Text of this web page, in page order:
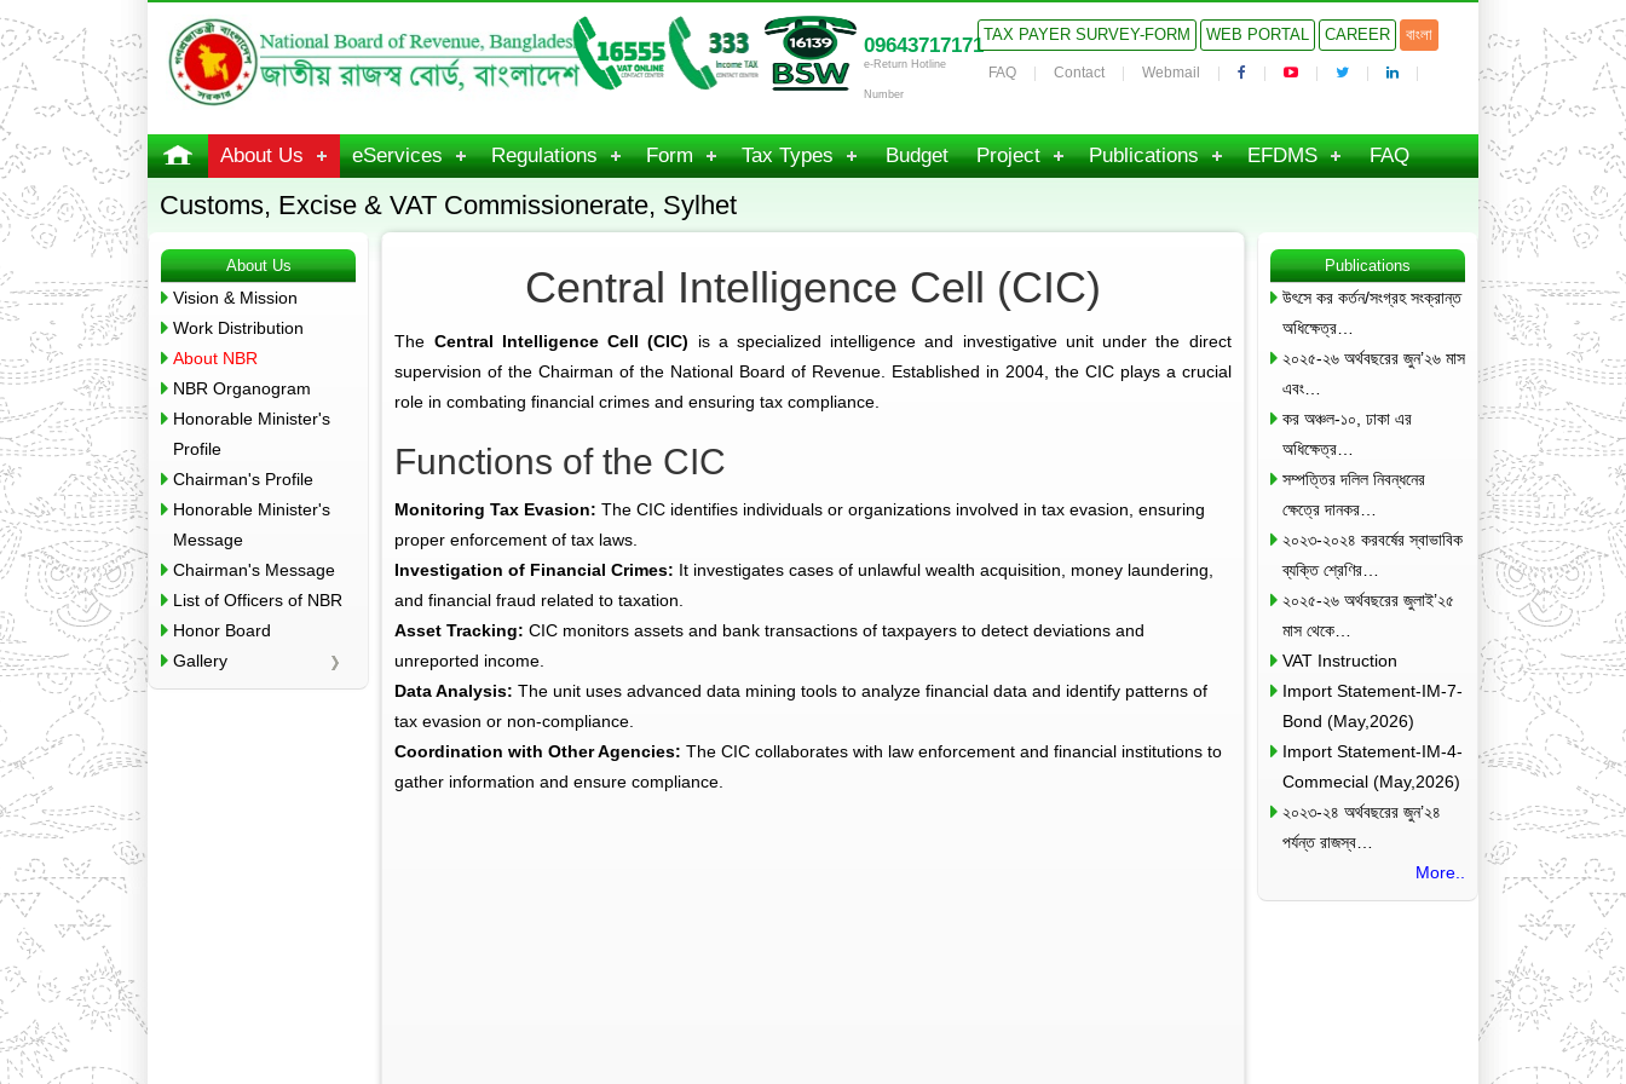
09643717171
e-Return Hotline
Number
TAX PAYER SURVEY-FORM WEB PORTAL CAREER বাংলা
FAQ Contact Webmail
About Us eServices Regulations Form Tax Types Budget Project Publications EFDMS FAQ
Customs, Excise & VAT Commissionerate, Sylhet
About Us
Vision & Mission
Work Distribution
About NBR
NBR Organogram
Honorable Minister's
Profile
Chairman's Profile
Honorable Minister's
Message
Chairman's Message
List of Officers of NBR
Honor Board
Gallery
Central Intelligence Cell (CIC)
The Central Intelligence Cell (CIC) is a specialized intelligence and investigative unit under the direct
supervision of the Chairman of the National Board of Revenue. Established in 2004, the CIC plays a crucial
role in combating financial crimes and ensuring tax compliance.
Functions of the CIC
Monitoring Tax Evasion: The CIC identifies individuals or organizations involved in tax evasion, ensuring
proper enforcement of tax laws.
Investigation of Financial Crimes: It investigates cases of unlawful wealth acquisition, money laundering,
and financial fraud related to taxation.
Asset Tracking: CIC monitors assets and bank transactions of taxpayers to detect deviations and
unreported income.
Data Analysis: The unit uses advanced data mining tools to analyze financial data and identify patterns of
tax evasion or non-compliance.
Coordination with Other Agencies: The CIC collaborates with law enforcement and financial institutions to
gather information and ensure compliance.
Publications
উৎসে কর কর্তন/সংগ্রহ সংক্রান্ত
অধিক্ষেত্র…
২০২৫-২৬ অর্থবছরের জুন’২৬ মাস
এবং…
কর অঞ্চল-১০, ঢাকা এর
অধিক্ষেত্র…
সম্পত্তির দলিল নিবন্ধনের
ক্ষেত্রে দানকর…
২০২৩-২০২৪ করবর্ষের স্বাভাবিক
ব্যক্তি শ্রেণির…
২০২৫-২৬ অর্থবছরের জুলাই’২৫
মাস থেকে…
VAT Instruction
Import Statement-IM-7-
Bond (May,2026)
Import Statement-IM-4-
Commecial (May,2026)
২০২৩-২৪ অর্থবছরের জুন’২৪
পর্যন্ত রাজস্ব…
More..